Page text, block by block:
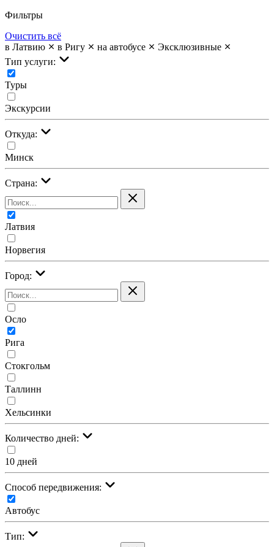
Фильтры
Очистить всё
в Латвию
в Ригу на автобусе
Эксклюзивные
Тип услуги:
Туры
Экскурсии
Откуда:
Минск
Страна:
Латвия
Норвегия
Город:
Осло
Рига
Стокгольм
Таллинн
Хельсинки
Количество дней:
10 дней
Cпособ передвижения:
Автобус
Тип: